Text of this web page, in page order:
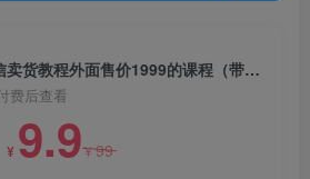
最新抖音奢侈品转微信卖货教程外面售价1999的课程（带货源）
费后查看
¥ 9.9¥99